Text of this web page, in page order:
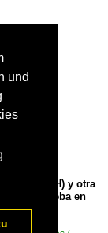
4 SBB-CH) y otra
de prueba en
und